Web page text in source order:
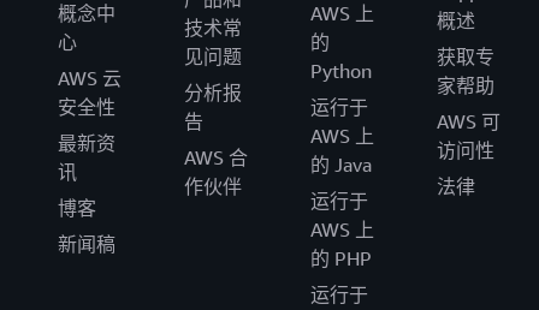
概念中
心
AWS 云
安全性
最新资
讯
博客
新闻稿
技术常
见问题
分析报
告
AWS 合
作伙伴
AWS 上
的
Python
运行于
AWS 上
的 Java
运行于
AWS 上
的 PHP
运行于
概述
获取专
家帮助
AWS 可
访问性
法律